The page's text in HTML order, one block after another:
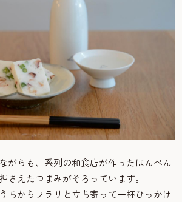
がらも、系列の和食店が作ったはんぺん
さえたつまみがそろっています。
ちからフラリと立ち寄って一杯ひっかけ